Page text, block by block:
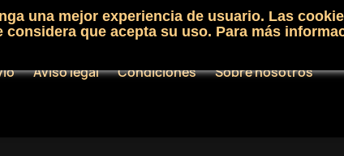
Aviso legal Condiciones
Sobre nosotros
una mejor experiencia de usuario. Las
que acepta su uso. Para más